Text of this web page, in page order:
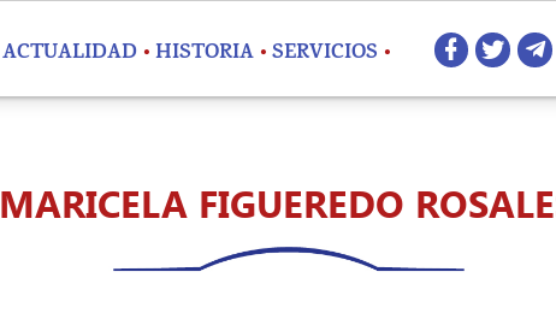
ACTUALIDAD HISTORIA SERVICIOS
MARICELA FIGUEREDO